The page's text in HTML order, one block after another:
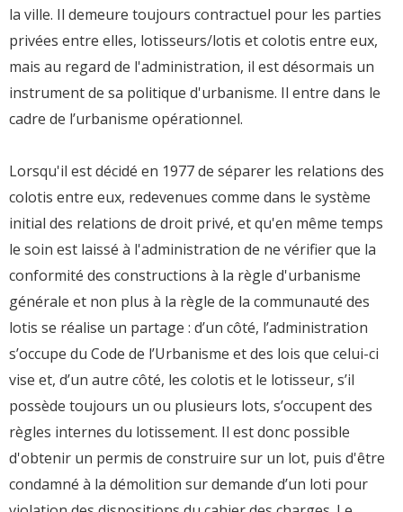
la ville. Il demeure toujours contractuel pour les parties
privées entre elles, lotisseurs/lotis et colotis entre eux,
mais au regard de l'administration, il est désormais un
instrument de sa politique d'urbanisme. Il entre dans le
cadre de l’urbanisme opérationnel.
Lorsqu'il est décidé en 1977 de séparer les relations des
colotis entre eux, redevenues comme dans le système
initial des relations de droit privé, et qu'en même temps
le soin est laissé à l'administration de ne vérifier que la
conformité des constructions à la règle d'urbanisme
générale et non plus à la règle de la communauté des
lotis se réalise un partage : d’un côté, l’administration
s’occupe du Code de l’Urbanisme et des lois que celui-ci
vise et, d’un autre côté, les colotis et le lotisseur, s’il
possède toujours un ou plusieurs lots, s’occupent des
règles internes du lotissement. Il est donc possible
d'obtenir un permis de construire sur un lot, puis d'être
condamné à la démolition sur demande d’un loti pour